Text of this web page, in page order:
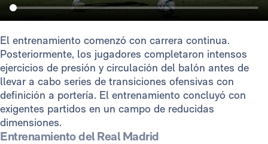
El entrenamiento comenzó con carrera continua.
Posteriormente, los jugadores completaron intensos
ejercicios de presión y circulación del balón antes de
llevar a cabo series de transiciones ofensivas con
definición a portería. El entrenamiento concluyó con
exigentes partidos en un campo de reducidas
dimensiones.
Entrenamiento del Real Madrid